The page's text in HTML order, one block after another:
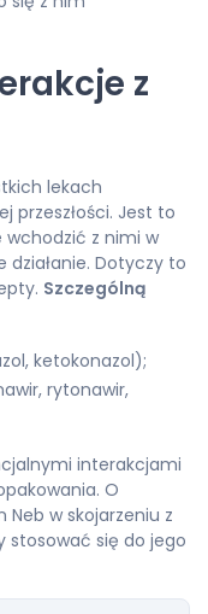
z
lekach
przeszłości. Jest to
wchodzić z nimi w
Dotyczy to
Szczególną
ketokonazol);
rytonawir,
interakcjami
O
Neb w skojarzeniu z
stosować się do jego